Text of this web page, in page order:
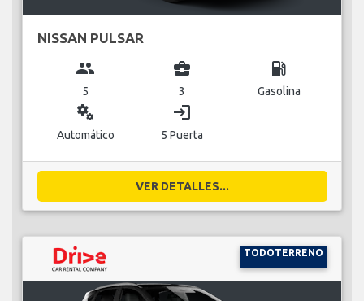
NISSAN PULSAR
group
5
business_center
3
local_gas_station
Gasolina
miscellaneous_services
Automático
login
5 Puerta
VER DETALLES...
TODOTERRENO